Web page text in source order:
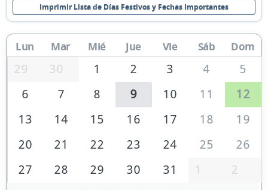
Imprimir Lista de Días Festivos y Fechas Importantes
Lun Mar Mié Jue Vie Sáb Dom
29 30 1 2 3 4
5
6
7 8 9 10 11
12
13
14 15 16 17 18
19
20
21 22 23 24 25
26
27
28 29 30 31 1 2